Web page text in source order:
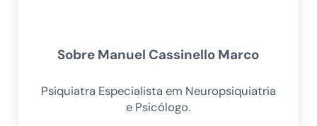
Sobre Manuel Cassinello Marco
Psiquiatra Especialista em Neuropsiquiatria
e Psicólogo.